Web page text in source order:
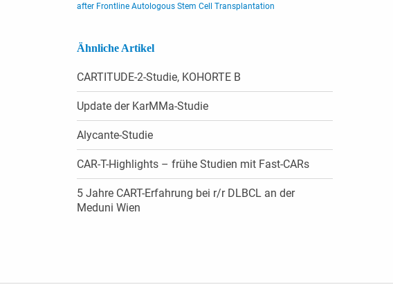
after Frontline Autologous Stem Cell Transplantation
Ähnliche Artikel
CARTITUDE-2-Studie, KOHORTE B
Update der KarMMa-Studie
Alycante-Studie
CAR-T-Highlights – frühe Studien mit Fast-CARs
5 Jahre CART-Erfahrung bei r/r DLBCL an der
Meduni Wien